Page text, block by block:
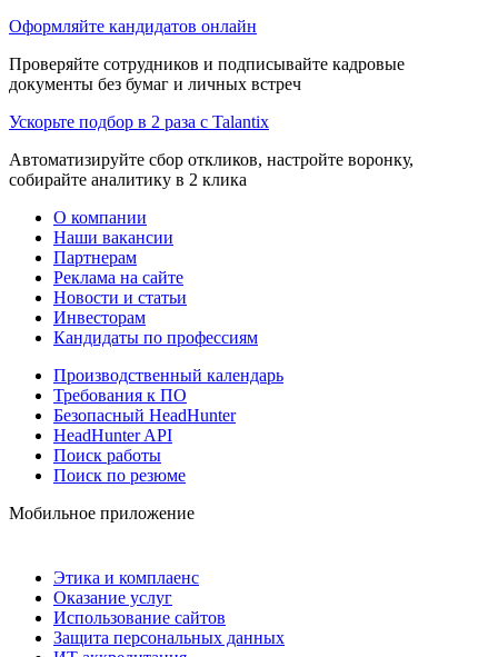
Оформляйте кандидатов онлайн
Проверяйте сотрудников и подписывайте кадровые
документы без бумаг и личных встреч
Ускорьте подбор в 2 раза с Talantix
Автоматизируйте сбор откликов, настройте воронку,
собирайте аналитику в 2 клика
О компании
Наши вакансии
Партнерам
Реклама на сайте
Новости и статьи
Инвесторам
Кандидаты по профессиям
Производственный календарь
Требования к ПО
Безопасный HeadHunter
HeadHunter API
Поиск работы
Поиск по резюме
Мобильное приложение
Этика и комплаенс
Оказание услуг
Использование сайтов
Защита персональных данных